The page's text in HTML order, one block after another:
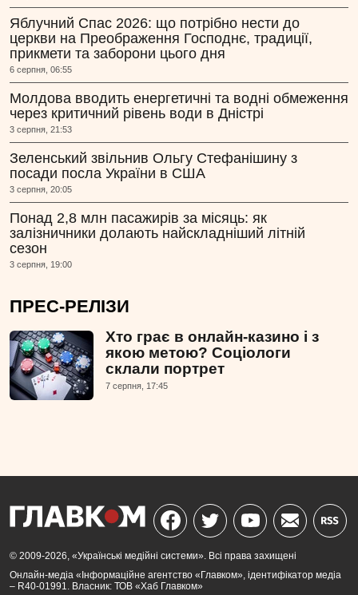
Яблучний Спас 2026: що потрібно нести до
церкви на Преображення Господнє, традиції,
прикмети та заборони цього дня
6 серпня, 06:55
Молдова вводить енергетичні та водні обмеження
через критичний рівень води в Дністрі
3 серпня, 21:53
Зеленський звільнив Ольгу Стефанішину з
посади посла України в США
3 серпня, 20:05
Понад 2,8 млн пасажирів за місяць: як
залізничники долають найскладніший літній
сезон
3 серпня, 19:00
ПРЕС-РЕЛІЗИ
Хто грає в онлайн-казино і з
якою метою? Соціологи
склали портрет
7 серпня, 17:45
© 2009-2026, «Українські медійні системи». Всі права захищені
Онлайн-медіа «Інформаційне агентство «Главком», ідентифікатор медіа
– R40-01991. Власник: ТОВ «Хаб Главком»